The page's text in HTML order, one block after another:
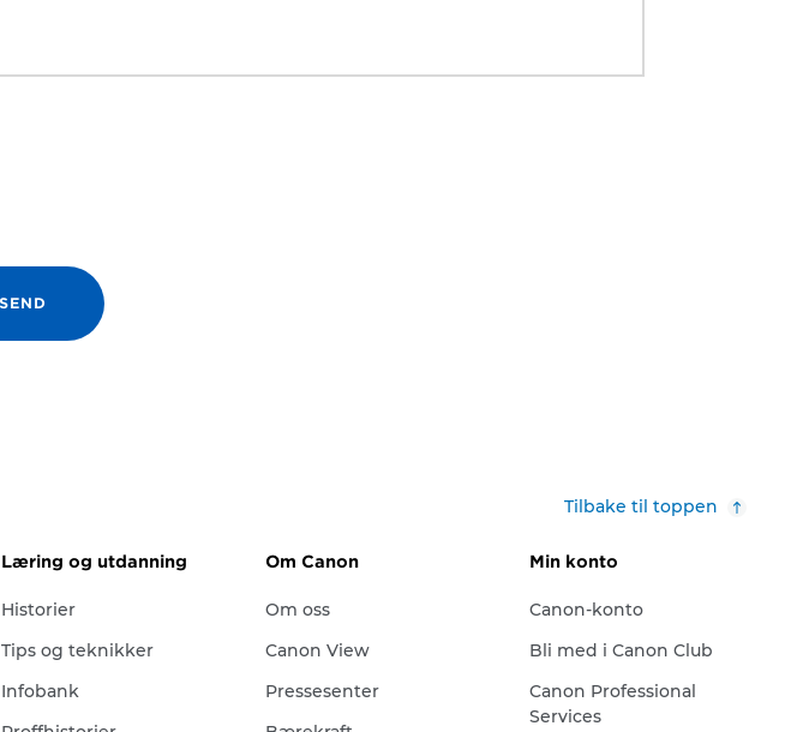
Tilbake til toppen
Læring og utdanning
Historier
Tips og teknikker
Infobank
Om Canon
Om oss
Canon View
Pressesenter
Min konto
Canon-konto
Bli med i Canon Club
Canon Professional
Services